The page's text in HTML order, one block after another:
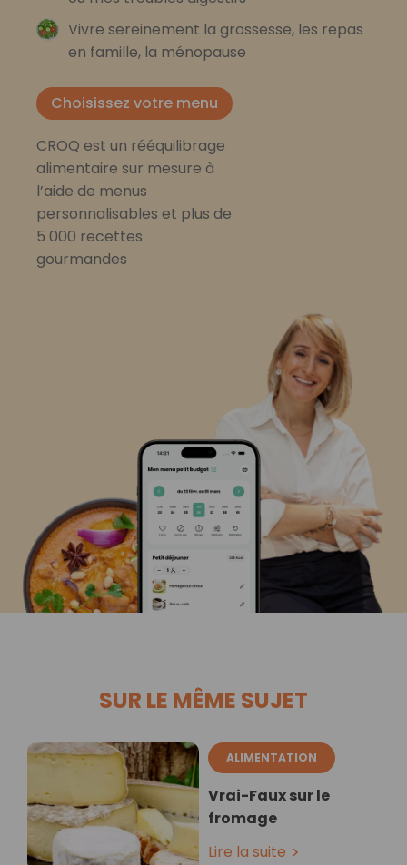
Vivre sereinement la grossesse, les repas
en famille, la ménopause
Choisissez votre menu
CROQ est un rééquilibrage
alimentaire sur mesure à
l’aide de menus
personnalisables et plus de
5 000 recettes
gourmandes
SUR LE MÊME SUJET
ALIMENTATION
Vrai-Faux sur le
fromage
Lire la suite